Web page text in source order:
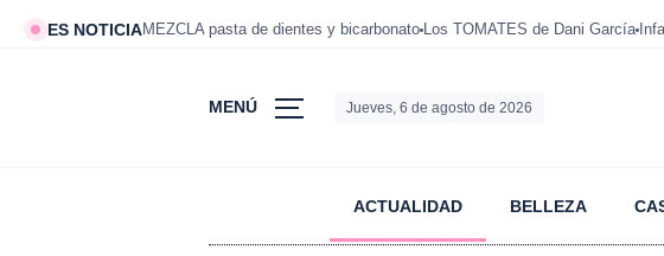
ES NOTICIAMEZCLA pasta de dientes y bicarbonato Los TOMATES de Dani García
MENÚ Jueves, 6 de agosto de 2026
ACTUALIDAD BELLEZA